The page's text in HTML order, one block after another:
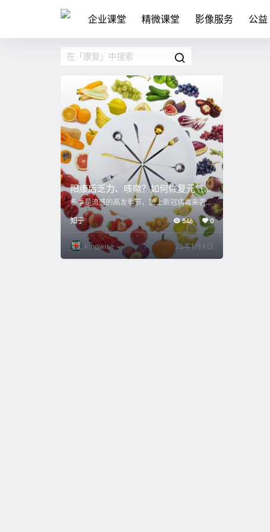
企业课堂 精微课堂 影像服务 公益
阳康后乏力、咳嗽？如何恢复元气？
这份陈皮养生攻略请查收！
冬季是流感的高发季节，加上新冠病毒来袭，
不少人在“阳康”后仍然出现乏力、咳嗽、食欲
减退等一系列“新冠后遗症”。 新冠感染初愈
后，身体仍需要大量营养，来保证免疫系统的
能量供给。但疾病初愈，病邪尚有残留，此时
“阳康”人员的脾胃尚虚，食补不能操之过急！
“阳康”后该怎么吃成了许多人关心的问题？
知乎 546 0
kingwise 23年1月4日